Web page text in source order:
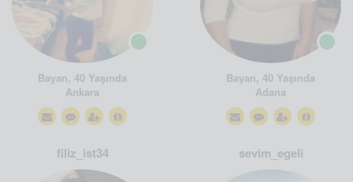
Bayan, 40 Yaşında
Ankara
Bayan, 40 Yaşında
Adana
filiz_ist34 sevim_egeli